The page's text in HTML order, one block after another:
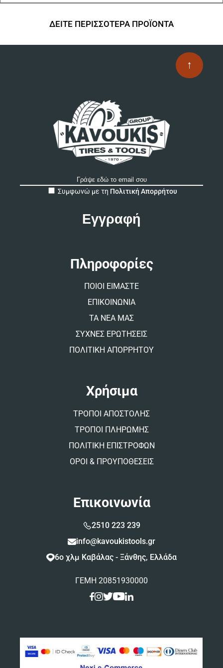
ΔΕΙΤΕ ΠΕΡΙΣΣΟΤΕΡΑ ΠΡΟΪΟΝΤΑ
↑
Συμφωνώ με τη Πολιτική Απορρήτου
Πληροφορίες
ΠΟΙΟΙ ΕΙΜΑΣΤΕ
ΕΠΙΚΟΙΝΩΝΙΑ
ΤΑ ΝΕΑ ΜΑΣ
ΣΥΧΝΕΣ ΕΡΩΤΗΣΕΙΣ
ΠΟΛΙΤΙΚΗ ΑΠΟΡΡΗΤΟΥ
Χρήσιμα
ΤΡΟΠΟΙ ΑΠΟΣΤΟΛΗΣ
ΤΡΟΠΟΙ ΠΛΗΡΩΜΗΣ
ΠΟΛΙΤΙΚΗ ΕΠΙΣΤΡΟΦΩΝ
ΟΡΟΙ & ΠΡΟΥΠΟΘΕΣΕΙΣ
Επικοινωνία
2510 223 239
info@kavoukistools.gr
6ο χλμ Καβάλας - Ξάνθης, Ελλάδα
ΓΕΜΗ 20851930000